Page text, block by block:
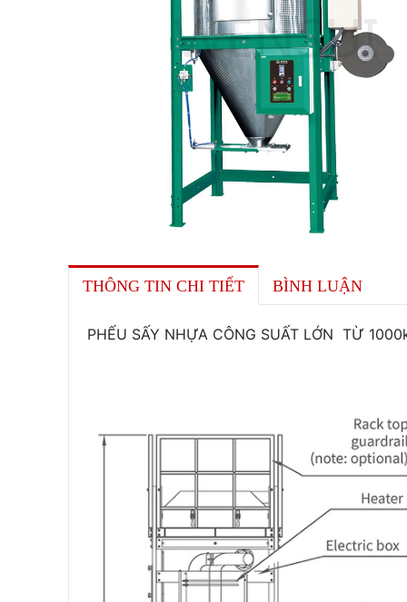
THÔNG TIN CHI TIẾT BÌNH LUẬN
PHẾU SẤY NHỰA CÔNG SUẤT LỚN TỪ